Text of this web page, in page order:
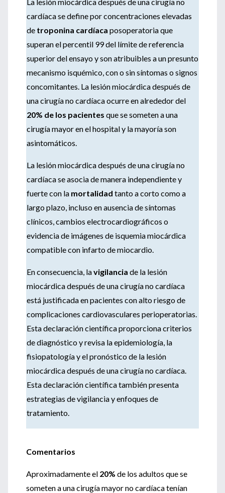
cardíaca se define por concentraciones elevadas
de troponina cardíaca posoperatoria que
superan el percentil 99 del límite de referencia
superior del ensayo y son atribuibles a un presunto
mecanismo isquémico, con o sin síntomas o signos
concomitantes. La lesión miocárdica después de
una cirugía no cardíaca ocurre en alrededor del
20% de los pacientes que se someten a una
cirugía mayor en el hospital y la mayoría son
asintomáticos.
La lesión miocárdica después de una cirugía no
cardíaca se asocia de manera independiente y
fuerte con la mortalidad tanto a corto como a
largo plazo, incluso en ausencia de síntomas
clínicos, cambios electrocardiográficos o
evidencia de imágenes de isquemia miocárdica
compatible con infarto de miocardio.
En consecuencia, lavigilancia de la lesión
miocárdica después de una cirugía no cardíaca
está justificada en pacientes con alto riesgo de
complicaciones cardiovasculares perioperatorias.
Esta declaración científica proporciona criterios
de diagnóstico y revisa la epidemiología, la
fisiopatología y el pronóstico de la lesión
miocárdica después de una cirugía no cardíaca.
Esta declaración científica también presenta
estrategias de vigilancia y enfoques de
tratamiento.
Comentarios
Aproximadamente el 20% de los adultos que se
someten a una cirugía mayor no cardíaca tenían